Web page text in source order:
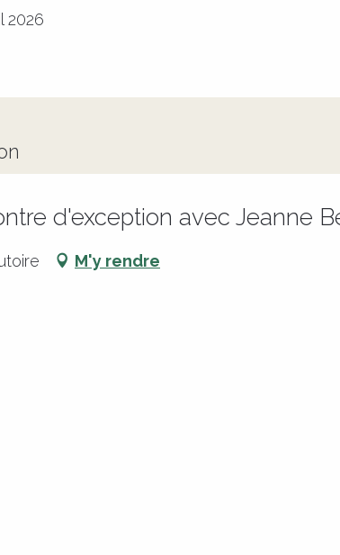
2026
d'exception avec Jeanne
M'y rendre